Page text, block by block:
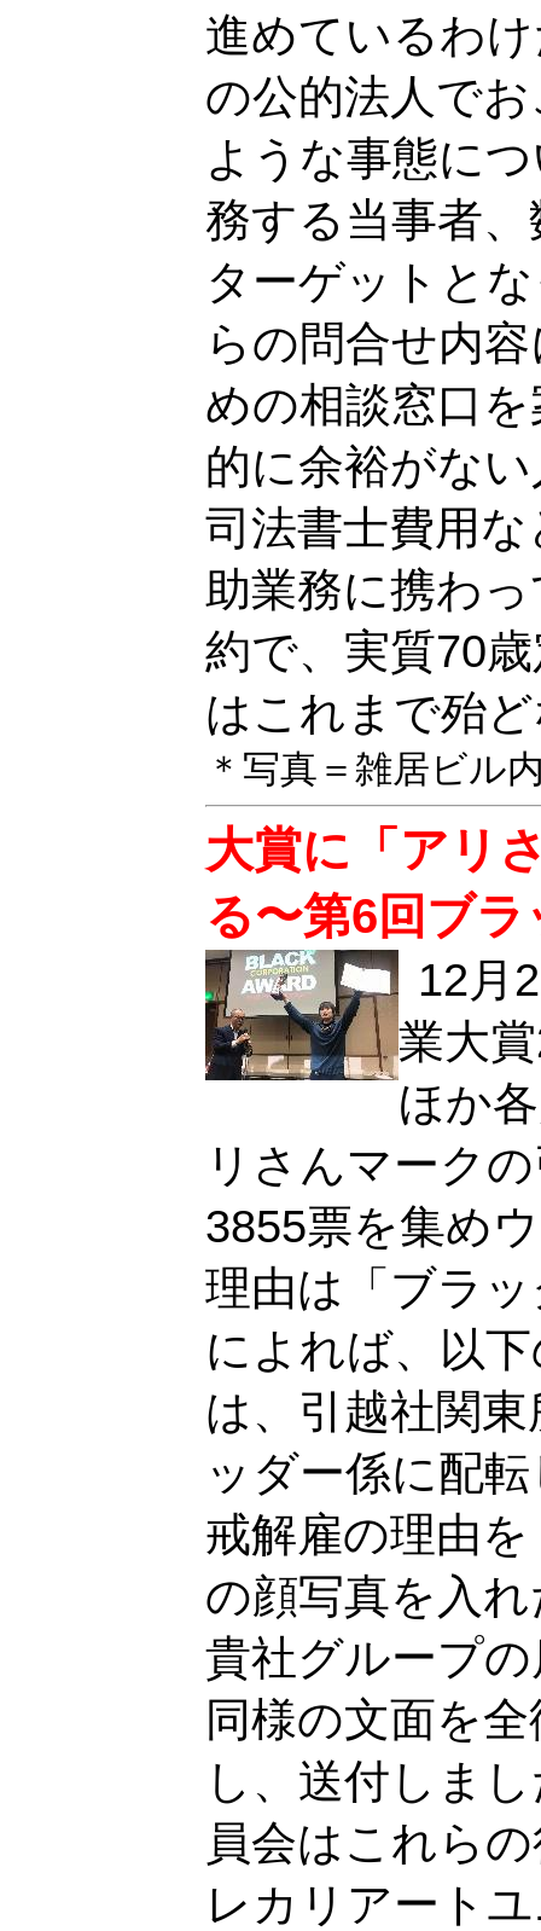
進めているわ
の公的法人で
ような事態に
務する当事者
ターゲットと
らの問合せ内
めの相談窓口
的に余裕がな
司法書士費用
助業務に携わ
約で、実質70
はこれまで殆
＊写真＝雑居ビル
大賞に「アリ
る〜第6回ブ
12月
業大
ほか
リさんマーク
3855票を集め
理由は「ブラ
によれば、以
は、引越社関
ッダー係に配
戒解雇の理由
の顔写真を入
貴社グループ
同様の文面を
し、送付しま
員会はこれら
レカリアート